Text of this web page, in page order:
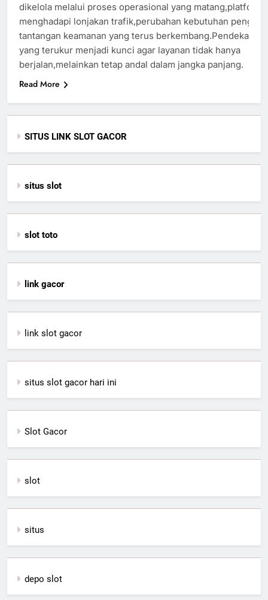
dikelola melalui proses operasional yang matang,platform
menghadapi lonjakan trafik,perubahan kebutuhan
tantangan keamanan yang terus berkembang.Pendekatan
yang terukur menjadi kunci agar layanan tidak hanya
berjalan,melainkan tetap andal dalam jangka panjang.
Read More
SITUS LINK SLOT GACOR
situs slot
slot toto
link gacor
link slot gacor
situs slot gacor hari ini
Slot Gacor
slot
situs
depo slot